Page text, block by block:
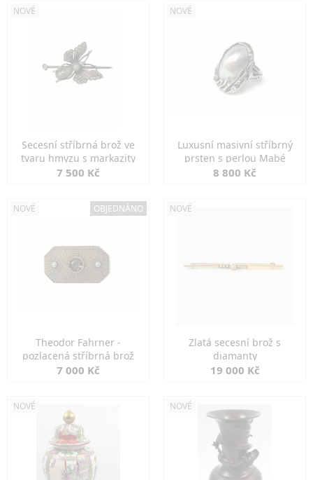
NOVÉ
Secesní stříbrná brož ve
tvaru hmyzu s markazity
7 500 Kč
NOVÉ
Luxusní masivní stříbrný
prsten s perlou Mabé
8 800 Kč
NOVÉ OBJEDNÁNO
Theodor Fahrner -
pozlacená stříbrná brož
7 000 Kč
NOVÉ
Zlatá secesní brož s
diamanty
19 000 Kč
NOVÉ NOVÉ